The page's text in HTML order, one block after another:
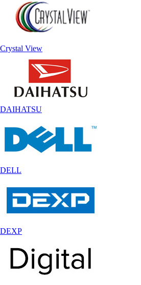
Crystal View
DAIHATSU
DELL
DEXP